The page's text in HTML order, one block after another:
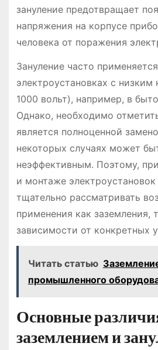
зануление предотвращает
напряжения на корпусе
человека от поражения
Зануление часто
электроустановках с
1000 вольт), например, в
Однако, необходимо
является полноценной
некоторых случаях может
неэффективным. Поэтому,
и монтаже
тщательно рассматривать
применения как заземления,
зависимости от конкретных
Читать статью
промышленного
Основные
заземлением и